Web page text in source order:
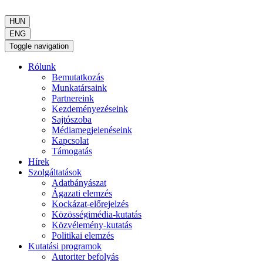
HUN
ENG
Toggle navigation
Rólunk
Bemutatkozás
Munkatársaink
Partnereink
Kezdeményezéseink
Sajtószoba
Médiamegjelenéseink
Kapcsolat
Támogatás
Hírek
Szolgáltatások
Adatbányászat
Ágazati elemzés
Kockázat-előrejelzés
Közösségimédia-kutatás
Közvélemény-kutatás
Politikai elemzés
Kutatási programok
Autoriter befolyás